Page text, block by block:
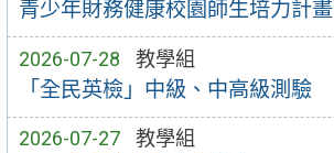
青少年財務健康校園師生培力計畫
2026-07-28 教學組
「全民英檢」中級、中高級測驗
2026-07-27 教學組